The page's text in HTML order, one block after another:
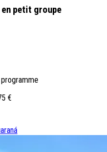
petit groupe
€